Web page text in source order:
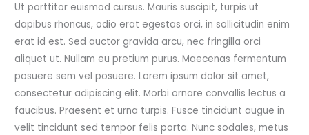
Ut porttitor euismod cursus. Mauris suscipit, turpis ut
dapibus rhoncus, odio erat egestas orci, in sollicitudin enim
erat id est. Sed auctor gravida arcu, nec fringilla orci
aliquet ut. Nullam eu pretium purus. Maecenas fermentum
posuere sem vel posuere. Lorem ipsum dolor sit amet,
consectetur adipiscing elit. Morbi ornare convallis lectus a
faucibus. Praesent et urna turpis. Fusce tincidunt augue in
velit tincidunt sed tempor felis porta. Nunc sodales, metus